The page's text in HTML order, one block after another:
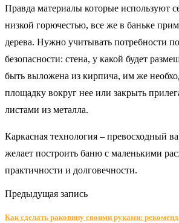
Правда материалы которые используют
низкой горючестью, все же в баньке
дерева. Нужно учитывать потребности
безопасности: стена, у какой будет
быть выложена из кирпича, им же
площадку вокруг нее или закрыть
листами из металла.
Каркасная технология – превосходный
желает построить баню с маленькими
практичности и долговечности.
Предыдущая запись
Как сделать раковину своими руками: